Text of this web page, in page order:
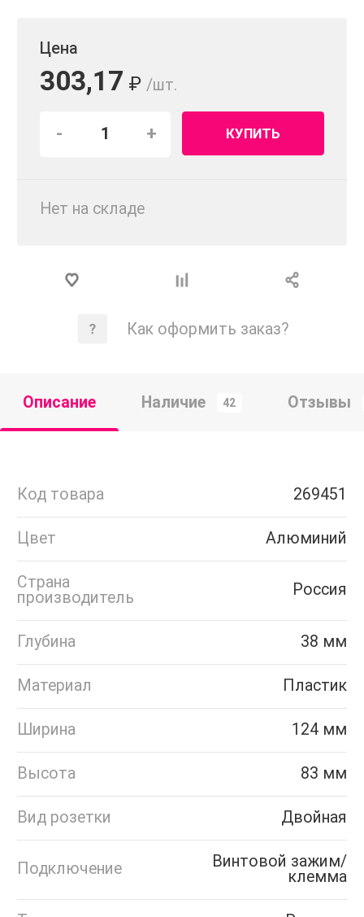
Цена
303,17 ₽ /шт.
- + КУПИТЬ
Нет на складе
Как оформить заказ?
Описание Наличие 42 Отзывы
Код товара 269451
Цвет Алюминий
Страна
производитель
Россия
Глубина 38 мм
Материал Пластик
Ширина 124 мм
Высота 83 мм
Вид розетки Двойная
Подключение
Винтовой зажим/
клемма